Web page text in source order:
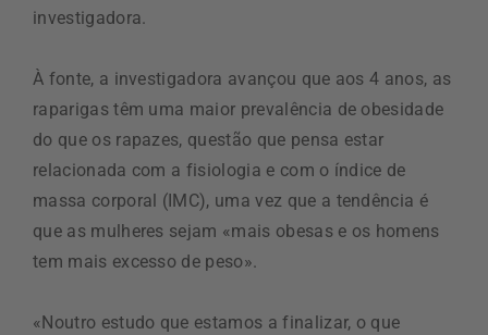
investigadora.
À fonte, a investigadora avançou que aos 4 anos, as
raparigas têm uma maior prevalência de obesidade
do que os rapazes, questão que pensa estar
relacionada com a fisiologia e com o índice de
massa corporal (IMC), uma vez que a tendência é
que as mulheres sejam «mais obesas e os homens
tem mais excesso de peso».
«Noutro estudo que estamos a finalizar, o que